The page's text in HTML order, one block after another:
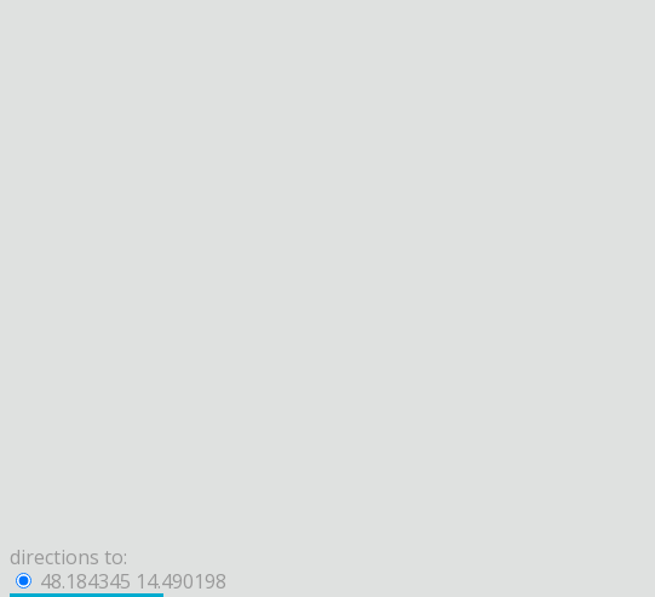
directions to:
48.184345 14.490198